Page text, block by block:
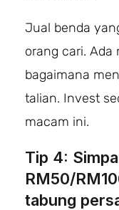
Jual benda
orang cari.
bagaimana
talian. Invest
macam ini.
Tip 4:
RM50/
tabung